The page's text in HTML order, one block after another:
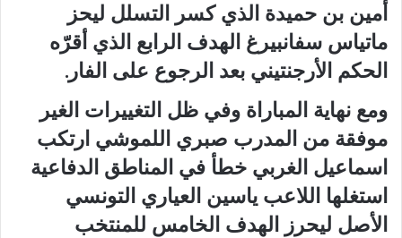
أمين بن حميدة الذي كسر التسلل ليحز
ماتياس سفانبيرغ الهدف الرابع الذي أقرّه
الحكم الأرجنتيني بعد الرجوع على الفار.
ومع نهاية المباراة وفي ظل التغييرات الغير
موفقة من المدرب صبري اللموشي ارتكب
اسماعيل الغربي خطأ في المناطق الدفاعية
استغلها اللاعب ياسين العياري التونسي
الأصل ليحرز الهدف الخامس للمنتخب